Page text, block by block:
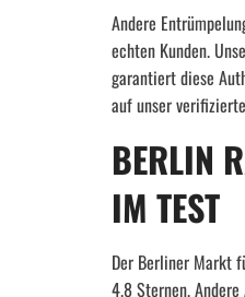
Andere
echten Kunden.
garantiert diese
auf unser
BERLIN
IM TEST
Der Berliner Markt
4.8 Sternen.